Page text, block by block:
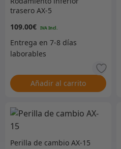
trasero AX-5
109.00€
Añadir al carrito
Perilla de cambio AX-15